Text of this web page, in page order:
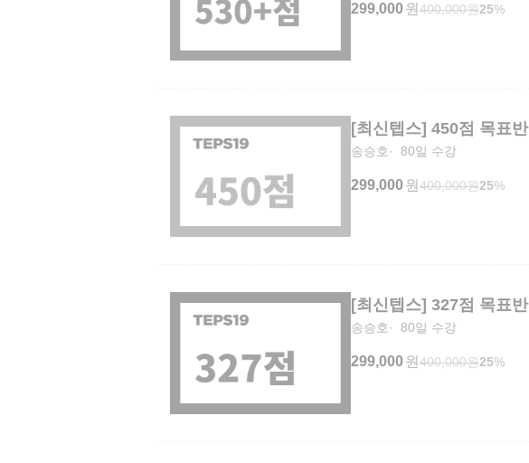
299,000 원 400,000원25%
[최신텝스] 450점 목표반
송승호 80일 수강
299,000 원 400,000원25%
[최신텝스] 327점 목표반
송승호 80일 수강
299,000 원 400,000원25%